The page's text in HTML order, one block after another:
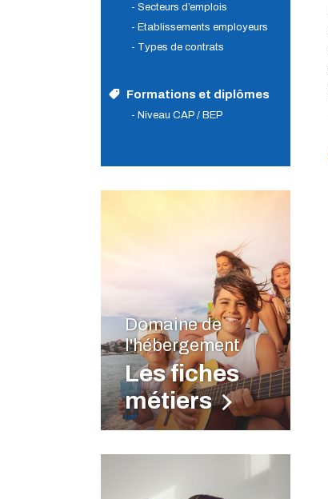
- Secteurs d’emplois
- Etablissements employeurs
- Types de contrats
Formations et diplômes
- Niveau CAP / BEP
Domaine de
l'hébergement
Les fiches
métiers